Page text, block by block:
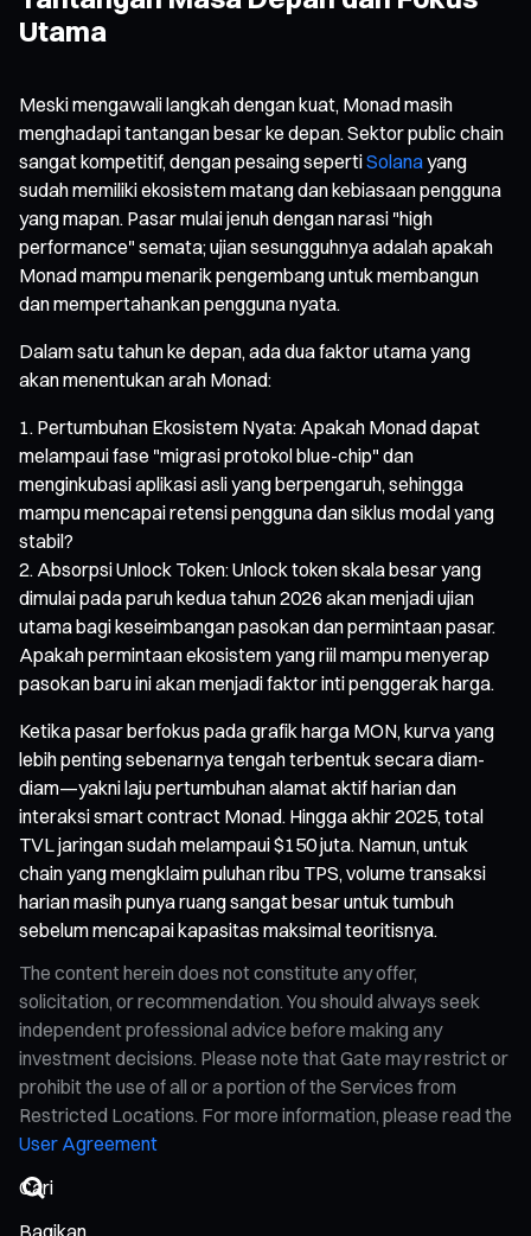
Utama
Meski mengawali langkah dengan kuat, Monad masih
menghadapi tantangan besar ke depan. Sektor public chain
sangat kompetitif, dengan pesaing sepertiSolanayang
sudah memiliki ekosistem matang dan kebiasaan pengguna
yang mapan. Pasar mulai jenuh dengan narasi "high
performance" semata; ujian sesungguhnya adalah apakah
Monad mampu menarik pengembang untuk membangun
dan mempertahankan pengguna nyata.
Dalam satu tahun ke depan, ada dua faktor utama yang
akan menentukan arah Monad:
Pertumbuhan Ekosistem Nyata: Apakah Monad dapat
melampaui fase "migrasi protokol blue-chip" dan
menginkubasi aplikasi asli yang berpengaruh, sehingga
mampu mencapai retensi pengguna dan siklus modal yang
stabil?
Absorpsi Unlock Token: Unlock token skala besar yang
dimulai pada paruh kedua tahun 2026 akan menjadi ujian
utama bagi keseimbangan pasokan dan permintaan pasar.
Apakah permintaan ekosistem yang riil mampu menyerap
pasokan baru ini akan menjadi faktor inti penggerak harga.
Ketika pasar berfokus pada grafik harga MON, kurva yang
lebih penting sebenarnya tengah terbentuk secara diam-
diam—yakni laju pertumbuhan alamat aktif harian dan
interaksi smart contract Monad. Hingga akhir 2025, total
TVL jaringan sudah melampaui $150 juta. Namun, untuk
chain yang mengklaim puluhan ribu TPS, volume transaksi
harian masih punya ruang sangat besar untuk tumbuh
sebelum mencapai kapasitas maksimal teoritisnya.
The content herein does not constitute any offer,
solicitation, or recommendation. You should always seek
independent professional advice before making any
investment decisions. Please note that Gate may restrict or
prohibit the use of all or a portion of the Services from
Restricted Locations. For more information, please read the
User Agreement
Bagikan